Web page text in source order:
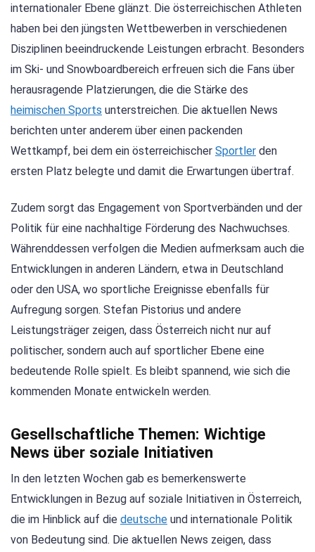
internationaler Ebene glänzt. Die österreichischen Athleten
haben bei den jüngsten Wettbewerben in verschiedenen
Disziplinen beeindruckende Leistungen erbracht. Besonders
im Ski- und Snowboardbereich erfreuen sich die Fans über
herausragende Platzierungen, die die Stärke des
heimischen Sports unterstreichen. Die aktuellen News
berichten unter anderem über einen packenden
Wettkampf, bei dem ein österreichischer Sportler den
ersten Platz belegte und damit die Erwartungen übertraf.
Zudem sorgt das Engagement von Sportverbänden und der
Politik für eine nachhaltige Förderung des Nachwuchses.
Währenddessen verfolgen die Medien aufmerksam auch die
Entwicklungen in anderen Ländern, etwa in Deutschland
oder den USA, wo sportliche Ereignisse ebenfalls für
Aufregung sorgen. Stefan Pistorius und andere
Leistungsträger zeigen, dass Österreich nicht nur auf
politischer, sondern auch auf sportlicher Ebene eine
bedeutende Rolle spielt. Es bleibt spannend, wie sich die
kommenden Monate entwickeln werden.
Gesellschaftliche Themen: Wichtige
News über soziale Initiativen
In den letzten Wochen gab es bemerkenswerte
Entwicklungen in Bezug auf soziale Initiativen in Österreich,
die im Hinblick auf die deutsche und internationale Politik
von Bedeutung sind. Die aktuellen News zeigen, dass